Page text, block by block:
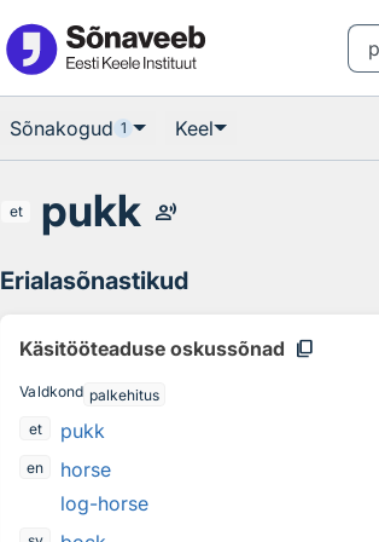
Sõnakogud 1 Keel
et pukk record_voice_over
Erialasõnastikud
Käsitööteaduse oskussõnad content_copy
Valdkond palkehitus
et
pukk
en
horse
log-horse